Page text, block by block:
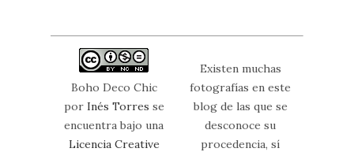
Boho Deco Chic
por Inés Torres se
encuentra bajo una
Licencia Creative
Existen muchas
fotografías en este
blog de las que se
desconoce su
procedencia, sí